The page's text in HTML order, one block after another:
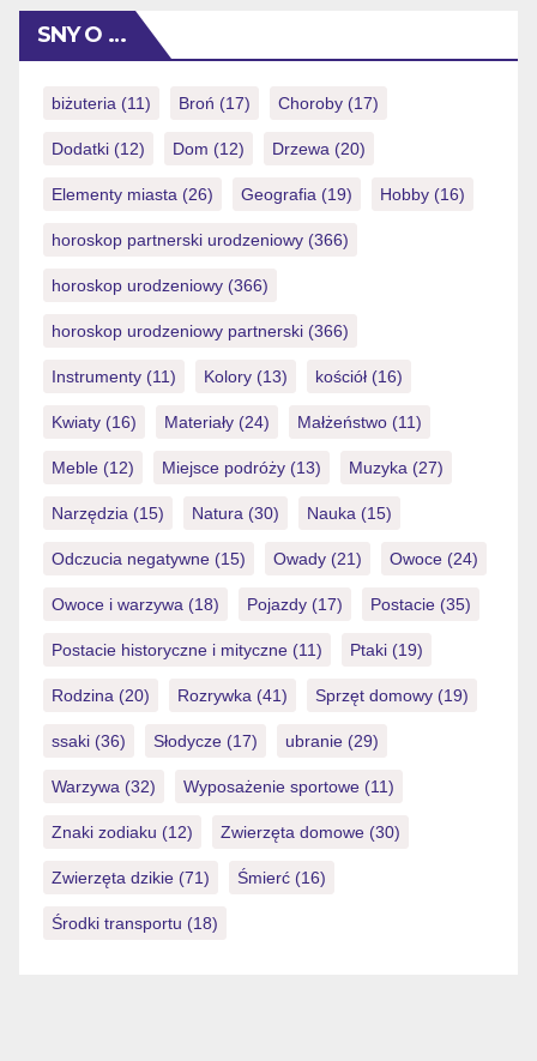
responsabilidad no es unicamente una oracion bonita).
Acerca de los superiores casinos con manga Alawin
SNY O …
biżuteria (11) Broń (17) Choroby (17)
Dodatki (12) Dom (12) Drzewa (20)
Elementy miasta (26) Geografia (19) Hobby (16)
horoskop partnerski urodzeniowy (366)
horoskop urodzeniowy (366)
horoskop urodzeniowy partnerski (366)
Instrumenty (11) Kolory (13) kościół (16)
Kwiaty (16) Materiały (24) Małżeństwo (11)
Meble (12) Miejsce podróży (13) Muzyka (27)
Narzędzia (15) Natura (30) Nauka (15)
Odczucia negatywne (15) Owady (21) Owoce (24)
Owoce i warzywa (18) Pojazdy (17) Postacie (35)
Postacie historyczne i mityczne (11) Ptaki (19)
Rodzina (20) Rozrywka (41) Sprzęt domowy (19)
ssaki (36) Słodycze (17) ubranie (29)
Warzywa (32) Wyposażenie sportowe (11)
Znaki zodiaku (12) Zwierzęta domowe (30)
Zwierzęta dzikie (71) Śmierć (16)
Środki transportu (18)